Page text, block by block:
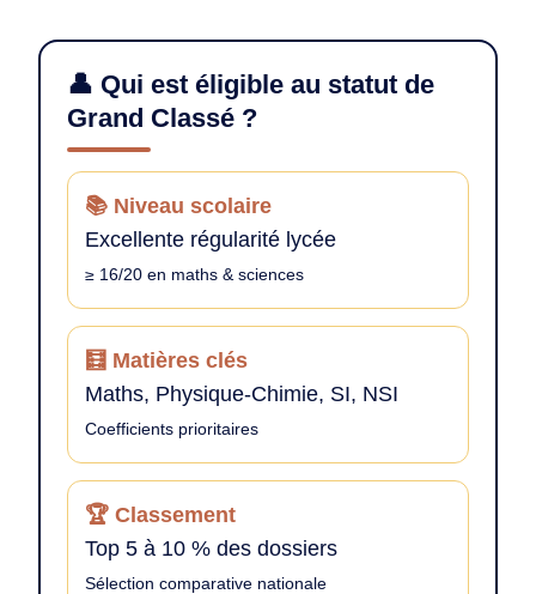
👤 Qui est éligible au statut de
Grand Classé ?
📚 Niveau scolaire
Excellente régularité lycée
≥ 16/20 en maths & sciences
🧮 Matières clés
Maths, Physique-Chimie, SI, NSI
Coefficients prioritaires
🏆 Classement
Top 5 à 10 % des dossiers
Sélection comparative nationale